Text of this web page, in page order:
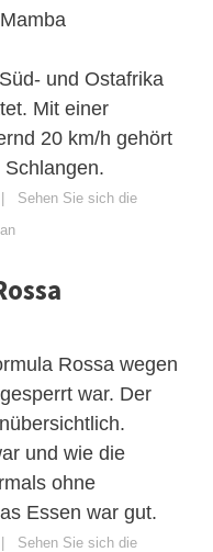
und Ostafrika
Mit einer
20 km/h gehört
Sehen Sie sich die
Rossa wegen
war. Der
und wie die
ohne
Essen war gut.
Sehen Sie sich die